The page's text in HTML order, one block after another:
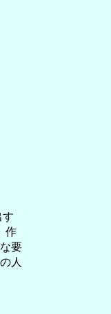
作
要
人